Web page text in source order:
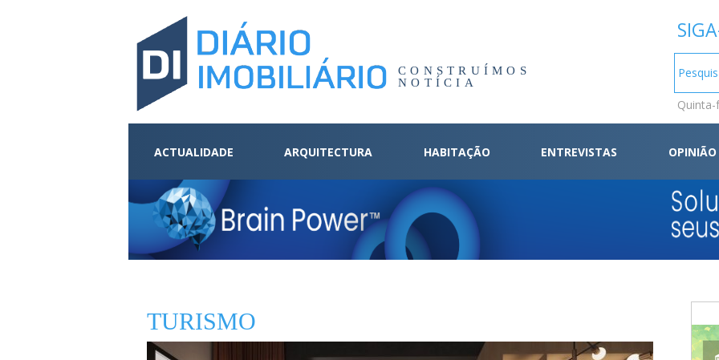
CONSTRUÍMOS
NOTÍCIA
ACTUALIDADE ARQUITECTURA HABITAÇÃO ENTREVISTAS OPINIÃO
TURISMO